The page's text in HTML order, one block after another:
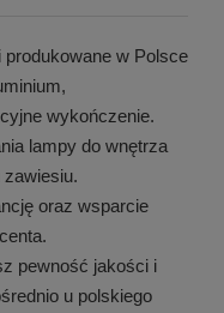
w Polsce
wykończenie.
lampy do wnętrza
oraz wsparcie
pewność jakości i
u polskiego